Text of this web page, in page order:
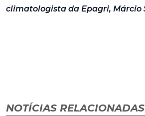
climatologista da Epagri, Márcio
NOTÍCIAS RELACIONADAS